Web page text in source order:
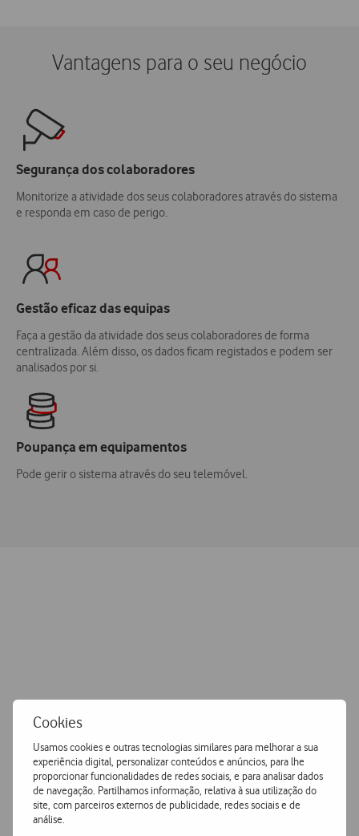
Cookies
Usamos cookies e outras tecnologias similares para melhorar a sua
experiência digital, personalizar conteúdos e anúncios, para lhe
proporcionar funcionalidades de redes sociais, e para analisar dados
de navegação. Partilhamos informação, relativa à sua utilização do
site, com parceiros externos de publicidade, redes sociais e de
análise.
Vantagens para o seu negócio
Segurança dos colaboradores
Monitorize a atividade dos seus colaboradores através do sistema
e responda em caso de perigo.
Gestão eficaz das equipas
Faça a gestão da atividade dos seus colaboradores de forma
centralizada. Além disso, os dados ficam registados e podem ser
analisados por si.
Poupança em equipamentos
Pode gerir o sistema através do seu telemóvel.
reconhecidos pelo nosso serviço de excelência e
suportados pela nossa rede de parceiros certificados.
Um único ponto decontacto
Centralizamos as soluções da sua empresa num único